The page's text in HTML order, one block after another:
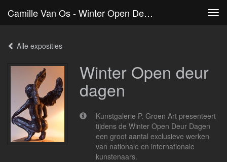
Camille Van Os - Winter Open Deur Dagen
Alle exposities
Winter Open deur
dagen
Kunstgalerie P. Groen Art presenteert
tijdens de Winter Open Deur Dagen
een groot aantal exclusieve werken
van nationale en internationale
kunstenaars.